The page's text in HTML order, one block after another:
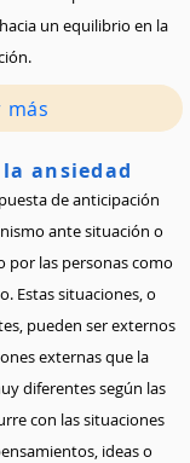
un equilibrio en la
más
ansiedad
de anticipación
ante situación o
por las personas como
Estas situaciones, o
pueden ser externos
externas que la
diferentes según las
con las situaciones
ideas o